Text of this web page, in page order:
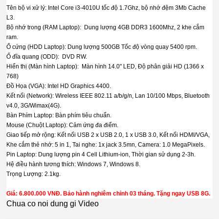
Tên bộ vi xử lý: Intel Core i3-4010U tốc độ 1.7Ghz, bộ nhớ đệm 3Mb Cache
L3.
Bộ nhớ trong (RAM Laptop): Dung lượng 4GB DDR3 1600Mhz, 2 khe cắm
ram.
Ổ cứng (HDD Laptop): Dung lượng 500GB Tốc độ vòng quay 5400 rpm.
Ổ đĩa quang (ODD): DVD RW.
Hiển thị (Màn hình Laptop): Màn hình 14.0" LED, Độ phân giải HD (1366 x
768)
Đồ Họa (VGA): Intel HD Graphics 4400.
Kết nối (Network): Wireless IEEE 802.11 a/b/g/n, Lan 10/100 Mbps, Bluetooth
v4.0, 3G/Wimax(4G).
Bàn Phím Laptop: Bàn phím tiêu chuẩn.
Mouse (Chuột Laptop): Cảm ứng đa điểm.
Giao tiếp mở rộng: Kết nối USB 2 x USB 2.0, 1 x USB 3.0, Kết nối HDMI/VGA,
Khe cắm thẻ nhớ: 5 in 1, Tai nghe: 1x jack 3.5mn, Camera: 1.0 MegaPixels.
Pin Laptop: Dung lượng pin 4 Cell Lithium-ion, Thời gian sử dụng 2-3h.
Hệ điều hành tương thích: Windows 7, Windows 8.
Trọng Lượng: 2.1kg.
Giá: 6.800.000 VNĐ. Bảo hành nghiêm chỉnh 03 tháng. Tặng ngay USB 8G.
Chua co noi dung gi Video